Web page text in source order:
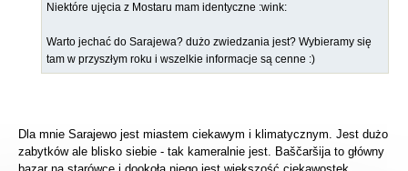
Niektóre ujęcia z Mostaru mam identyczne :wink:
Warto jechać do Sarajewa? dużo zwiedzania jest? Wybieramy się
tam w przyszłym roku i wszelkie informacje są cenne :)
Dla mnie Sarajewo jest miastem ciekawym i klimatycznym. Jest dużo
zabytków ale blisko siebie - tak kameralnie jest. Baščaršija to główny